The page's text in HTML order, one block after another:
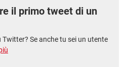
il primo tweet di un
Se anche tu sei un utente